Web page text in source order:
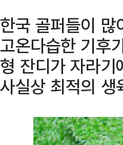
한국 골퍼들이
고온다습한 기후
형 잔디가 자라
사실상 최적의